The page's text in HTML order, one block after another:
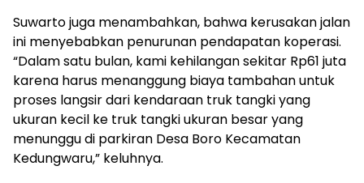
Suwarto juga menambahkan, bahwa kerusakan jalan
ini menyebabkan penurunan pendapatan koperasi.
“Dalam satu bulan, kami kehilangan sekitar Rp61 juta
karena harus menanggung biaya tambahan untuk
proses langsir dari kendaraan truk tangki yang
ukuran kecil ke truk tangki ukuran besar yang
menunggu di parkiran Desa Boro Kecamatan
Kedungwaru,” keluhnya.